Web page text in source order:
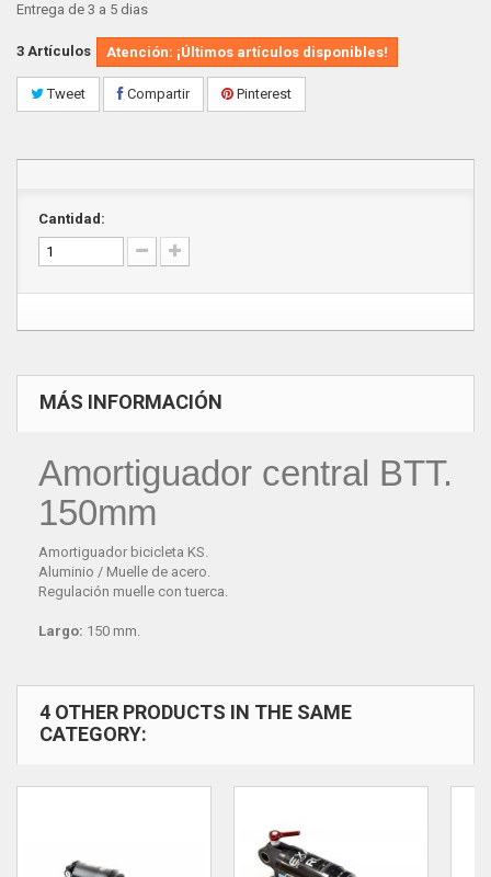
Entrega de 3 a 5 dias
3 Artículos Atención: ¡Últimos artículos disponibles!
Tweet Compartir Pinterest
Cantidad:
MÁS INFORMACIÓN
Amortiguador central BTT.
150mm
Amortiguador bicicleta KS.
Aluminio / Muelle de acero.
Regulación muelle con tuerca.
Largo: 150 mm.
4 OTHER PRODUCTS IN THE SAME
CATEGORY: